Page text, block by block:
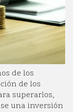
de los
de los
superarlos,
una inversión